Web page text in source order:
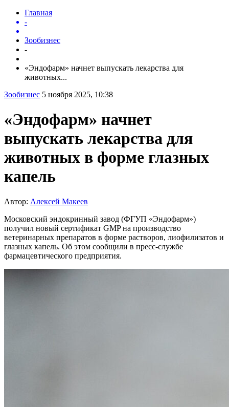
Главная
-
Зообизнес
-
«Эндофарм» начнет выпускать лекарства для
животных...
Зообизнес 5 ноября 2025, 10:38
«Эндофарм» начнет
выпускать лекарства для
животных в форме глазных
капель
Автор: Алексей Макеев
Московский эндокринный завод (ФГУП «Эндофарм»)
получил новый сертификат GMP на производство
ветеринарных препаратов в форме растворов, лиофилизатов и
глазных капель. Об этом сообщили в пресс-службе
фармацевтического предприятия.